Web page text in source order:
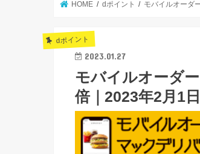
HOME dポイント モバイルオーダ
dポイント
2023.01.27
モバイルオーダ
倍｜2023年2月1